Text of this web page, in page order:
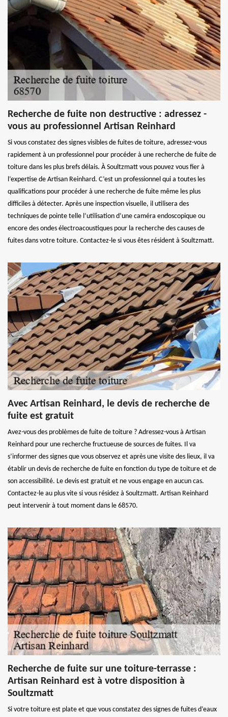
Recherche de fuite non destructive : adressez -
vous au professionnel Artisan Reinhard
Si vous constatez des signes visibles de fuites de toiture, adressez-vous
rapidement à un professionnel pour procéder à une recherche de fuite de
toiture dans les plus brefs délais. À Soultzmatt vous pouvez vous fier à
l’expertise de Artisan Reinhard. C’est un professionnel qui a toutes les
qualifications pour procéder à une recherche de fuite même les plus
difficiles à détecter. Après une inspection visuelle, il utilisera des
techniques de pointe telle l’utilisation d’une caméra endoscopique ou
encore des ondes électroacoustiques pour la recherche des causes de
fuites dans votre toiture. Contactez-le si vous êtes résident à Soultzmatt.
Avec Artisan Reinhard, le devis de recherche de
fuite est gratuit
Avez-vous des problèmes de fuite de toiture ? Adressez-vous à Artisan
Reinhard pour une recherche fructueuse de sources de fuites. Il va
s’informer des signes que vous observez et après une visite des lieux, il va
établir un devis de recherche de fuite en fonction du type de toiture et de
son accessibilité. Le devis est gratuit et ne vous engage en aucun cas.
Contactez-le au plus vite si vous résidez à Soultzmatt. Artisan Reinhard
peut intervenir à tout moment dans le 68570.
Recherche de fuite sur une toiture-terrasse :
Artisan Reinhard est à votre disposition à
Soultzmatt
Si votre toiture est plate et que vous constatez des signes de fuites d’eaux